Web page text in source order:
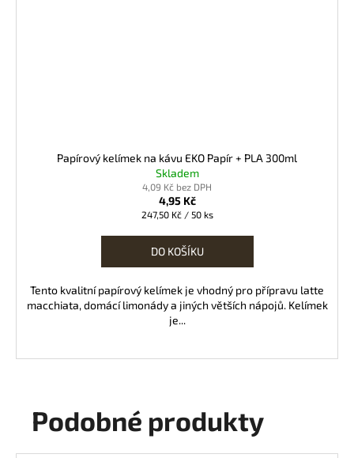
Papírový kelímek na kávu EKO Papír + PLA 300ml
Skladem
4,09 Kč bez DPH
4,95 Kč
Měrná
247,50 Kč / 50 ks
DO KOŠÍKU
Tento kvalitní papírový kelímek je vhodný pro přípravu latte
macchiata, domácí limonády a jiných větších nápojů. Kelímek
je...
Podobné produkty